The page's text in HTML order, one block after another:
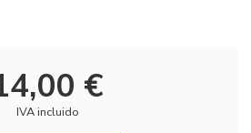
€
IVA incluido